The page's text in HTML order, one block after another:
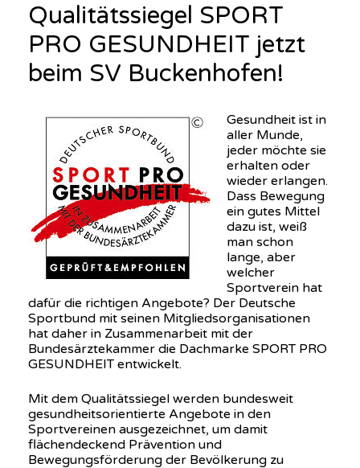
Qualitätssiegel SPORT
PRO GESUNDHEIT jetzt
beim SV Buckenhofen!
Gesundheit ist in
aller Munde,
jeder möchte sie
erhalten oder
wieder erlangen.
Dass Bewegung
ein gutes Mittel
dazu ist, weiß
man schon
lange, aber
welcher
Sportverein hat
dafür die richtigen Angebote? Der Deutsche
Sportbund mit seinen Mitgliedsorganisationen
hat daher in Zusammenarbeit mit der
Bundesärztekammer die Dachmarke SPORT PRO
GESUNDHEIT entwickelt.
Mit dem Qualitätssiegel werden bundesweit
gesundheitsorientierte Angebote in den
Sportvereinen ausgezeichnet, um damit
flächendeckend Prävention und
Bewegungsförderung der Bevölkerung zu